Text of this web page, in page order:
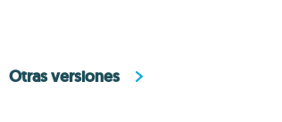
Otras versiones